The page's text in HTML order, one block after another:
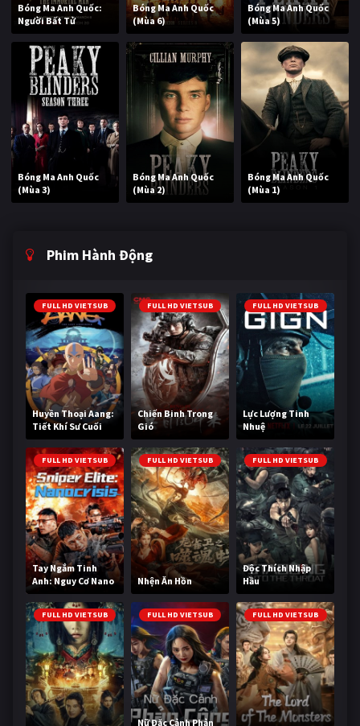
Bóng Ma Anh Quốc:
Người Bất Tử
Bóng Ma Anh Quốc
(Mùa 6)
Bóng Ma Anh Quốc
(Mùa 5)
Bóng Ma Anh Quốc
(Mùa 3)
Bóng Ma Anh Quốc
(Mùa 2)
Bóng Ma Anh Quốc
(Mùa 1)
Phim Hành Động
FULL HD VIETSUB
Huyền Thoại Aang:
Tiết Khí Sư Cuối
Cùng
FULL HD VIETSUB
Chiến Binh Trong
Gió
FULL HD VIETSUB
Lực Lượng Tinh
Nhuệ
FULL HD VIETSUB
Tay Ngắm Tinh
Anh: Nguy Cơ Nano
FULL HD VIETSUB
Nhện Ăn Hồn
FULL HD VIETSUB
Độc Thích Nhập
Hầu
FULL HD VIETSUB FULL HD VIETSUB
Nữ Đặc Cảnh Phản
FULL HD VIETSUB